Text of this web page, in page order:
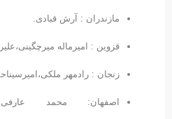
مازندران : آرش قبادی.
قزوین : امیرماله
زنجان : رادمهر
اصفهان: محمد عارفی